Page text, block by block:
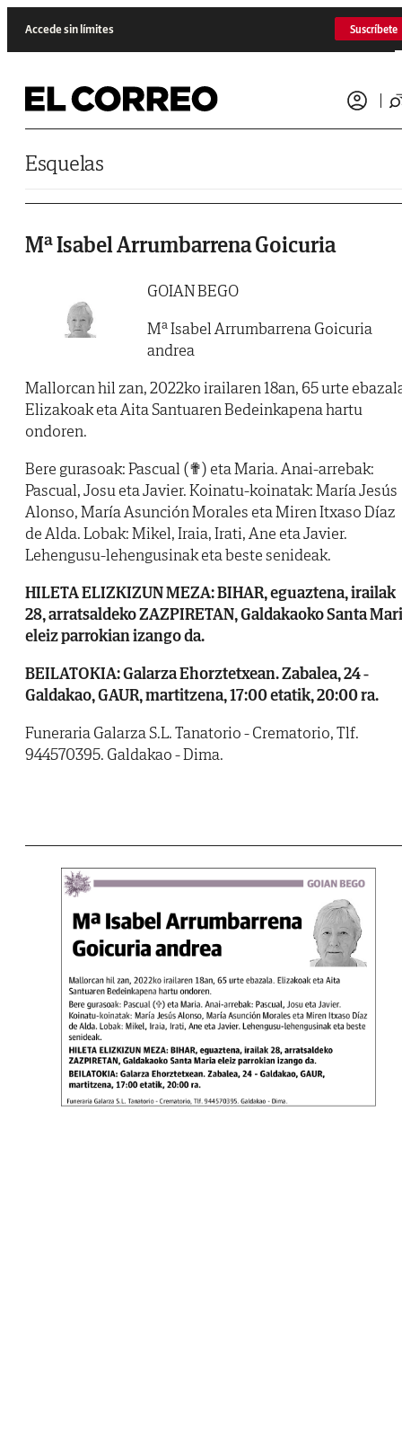
Accede sin límites Suscríbete
Esquelas
Mª Isabel Arrumbarrena Goicuria
GOIAN BEGO
Mª Isabel Arrumbarrena Goicuria
andrea
Mallorcan hil zan, 2022ko irailaren 18an, 65 urte
Elizakoak eta Aita Santuaren Bedeinkapena hartu
ondoren.
Bere gurasoak: Pascual (✟) eta Maria. Anai-arrebak:
Pascual, Josu eta Javier. Koinatu-koinatak: María Jesús
Alonso, María Asunción Morales eta Miren Itxaso Díaz
de Alda. Lobak: Mikel, Iraia, Irati, Ane eta Javier.
Lehengusu-lehengusinak eta beste senideak.
HILETA ELIZKIZUN MEZA: BIHAR, eguaztena, irailak
28, arratsaldeko ZAZPIRETAN, Galdakaoko Santa
eleiz parrokian izango da.
BEILATOKIA: Galarza Ehorztetxean. Zabalea, 24 -
Galdakao, GAUR, martitzena, 17:00 etatik, 20:00 ra.
Funeraria Galarza S.L. Tanatorio - Crematorio, Tlf.
944570395. Galdakao - Dima.